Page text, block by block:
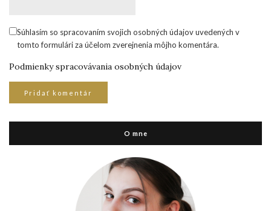
Súhlasím so spracovaním svojich osobných údajov uvedených v
tomto formulári za účelom zverejnenia môjho komentára.
Podmienky spracovávania osobných údajov
O mne